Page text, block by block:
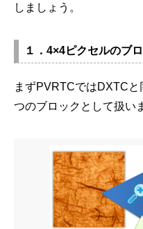
しましょう。
１．4×4ピクセルのブ
まずPVRTCではDXTC
つのブロックとして扱い